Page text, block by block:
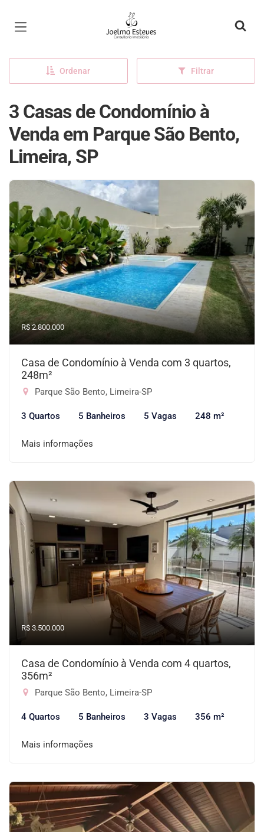
Página inicial
Ordenar Filtrar
3 Casas de Condomínio à
Venda em Parque São Bento,
Limeira, SP
R$ 2.800.000
Casa de Condomínio à Venda com 3 quartos,
248m²
Parque São Bento, Limeira-SP
3 Quartos 5 Banheiros 5 Vagas 248 m²
Mais informações
R$ 3.500.000
Casa de Condomínio à Venda com 4 quartos,
356m²
Parque São Bento, Limeira-SP
4 Quartos 5 Banheiros 3 Vagas 356 m²
Mais informações